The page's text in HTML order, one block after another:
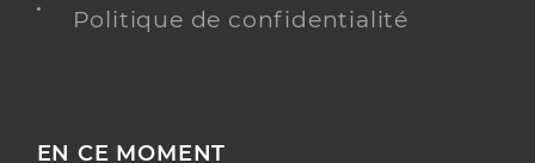
Politique de confidentialité
EN CE MOMENT